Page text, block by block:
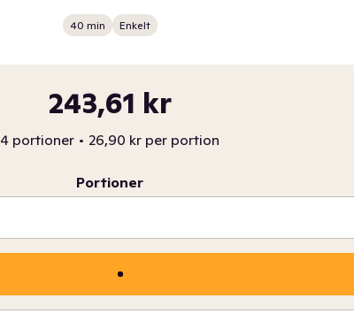
40 min Enkelt
243,61 kr
4 portioner • 26,90 kr per portion
Portioner